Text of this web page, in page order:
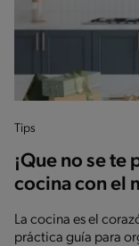
Tips
¡Que no se te
cocina con el
La cocina es el
práctica guía para